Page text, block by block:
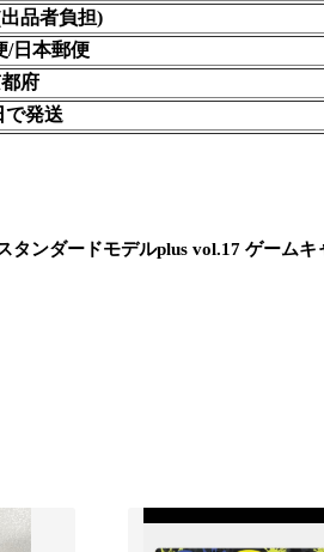
品者負担)
/日本郵便
府
で発送
タンダードモデルplus vol.17 ゲームキ